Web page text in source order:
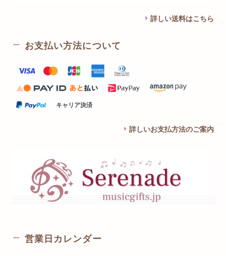
詳しい送料はこちら
お支払い方法について
キャリア決済
詳しいお支払方法のご案内
営業日カレンダー